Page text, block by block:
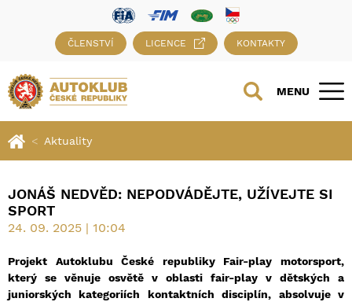
ČLENSTVÍ LICENCE KONTAKTY
MENU
Aktuality
JONÁŠ NEDVĚD: NEPODVÁDĚJTE, UŽÍVEJTE SI
SPORT
24. 09. 2025 | 10:04
Projekt Autoklubu České republiky Fair-play motorsport,
který se věnuje osvětě v oblasti fair-play v dětských a
juniorských kategoriích kontaktních disciplín, absolvuje v